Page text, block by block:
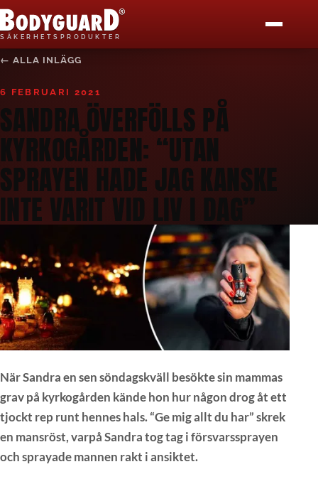
S Ä K E R H E T S P R O D U K T E R
Bodyguard Säkerhetsprodukter
START
PRODUKTER
KÖP HÄR
BLI ÅF
MEDIA
BLOGG
KONTAKT
← ALLA INLÄGG
6 FEBRUARI 2021
SANDRA ÖVERFÖLLS PÅ
KYRKOGÅRDEN: “UTAN
SPRAYEN HADE JAG KANSKE
INTE VARIT VID LIV I DAG”
När Sandra en sen söndagskväll besökte sin mammas
grav på kyrkogården kände hon hur någon drog åt ett
tjockt rep runt hennes hals. “Ge mig allt du har” skrek
en mansröst, varpå Sandra tog tag i försvarssprayen
och sprayade mannen rakt i ansiktet.